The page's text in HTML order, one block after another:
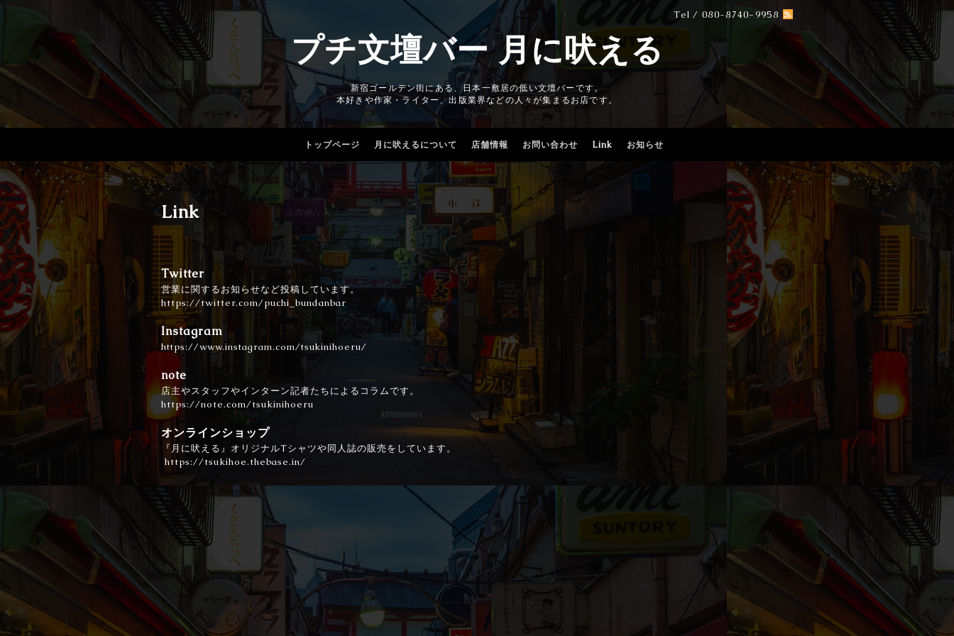
Tel / 080-8740-9958
プチ文壇バー 月に吠える
新宿ゴールデン街にある、日本一敷居の低い文壇バーです。
本好きや作家・ライター、出版業界などの人々が集まるお店です。
トップページ 月に吠えるについて 店舗情報 お問い合わせ Link お知らせ
Link
Twitter
営業に関するお知らせなど投稿しています。
https://twitter.com/puchi_bundanbar
Instagram
https://www.instagram.com/tsukinihoeru/
note
店主やスタッフやインターン記者たちによるコラムです。
https://note.com/tsukinihoeru
オンラインショップ
『月に吠える』オリジナルTシャツや同人誌の販売をしています。
https://tsukihoe.thebase.in/